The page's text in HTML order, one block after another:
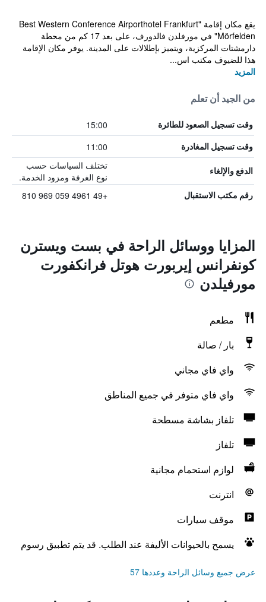
يقع مكان إقامة "Best Western Conference Airporthotel Frankfurt
Mörfelden" في مورفلدن فالدورف، على بعد 17 كم من محطة
دارمشتات المركزية، ويتميز بإطلالات على المدينة. يوفر مكان الإقامة
هذا للضيوف مكتب اس...
المزيد
من الجيد أن تعلم
وقت تسجيل الصعود للطائرة 15:00
وقت تسجيل المغادرة 11:00
الدفع والإلغاء
تختلف السياسات حسب
نوع الغرفة ومزود الخدمة.
رقم مكتب الاستقبال +49 4961 059 969 810
المزايا ووسائل الراحة في بست ويسترن
كونفرانس إيربورت هوتل فرانكفورت
مورفيلدن
مطعم
بار / صالة
واي فاي مجاني
واي فاي متوفر في جميع المناطق
تلفاز بشاشة مسطحة
تلفاز
لوازم استحمام مجانية
انترنت
موقف سيارات
يسمح بالحيوانات الأليفة عند الطلب. قد يتم تطبيق رسوم
عرض جميع وسائل الراحة وعددها 57